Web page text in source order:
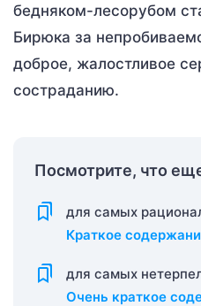
бедняком-лесорубом
Бирюка за
доброе, жалостливое
состраданию.
Посмотрите, что
для самых
Краткое
для самых
Очень краткое